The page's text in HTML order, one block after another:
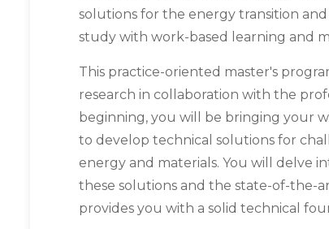
solutions for the energy transition
study with work-based learning and
This practice-oriented master's
research in collaboration with the
beginning, you will be bringing your
to develop technical solutions for
energy and materials. You will delve
these solutions and the state-of-the-
provides you with a solid technical